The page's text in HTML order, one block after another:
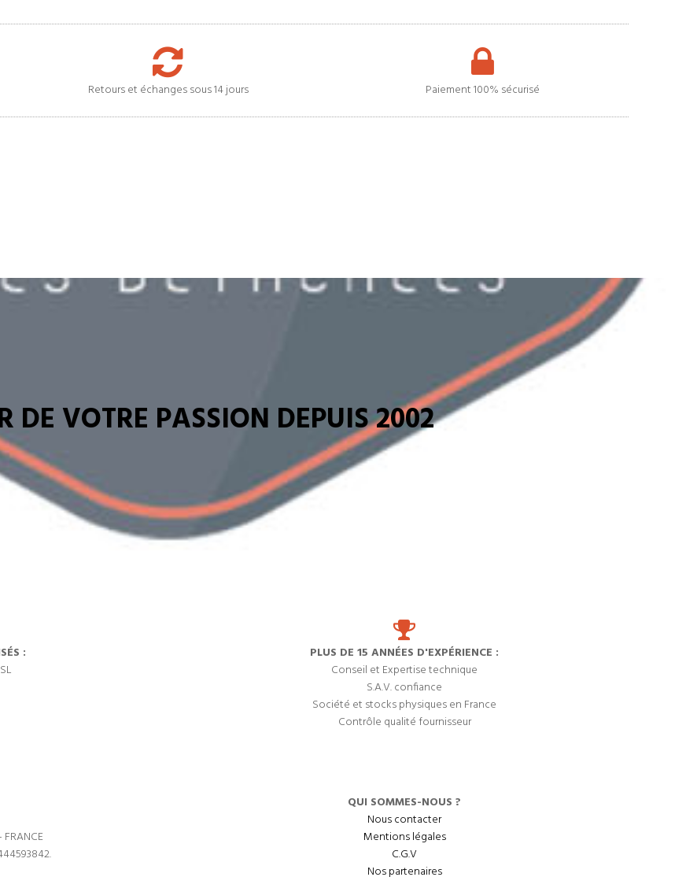
Retours et échanges sous 14 jours Paiement 100% sécurisé
DE VOTRE PASSION DEPUIS 2002
:
PLUS DE 15 ANNÉES D'EXPÉRIENCE :
Conseil et Expertise technique
S.A.V. confiance
Société et stocks physiques en France
Contrôle qualité fournisseur
FRANCE
QUI SOMMES-NOUS ?
Nous contacter
Mentions légales
C.G.V
Nos partenaires